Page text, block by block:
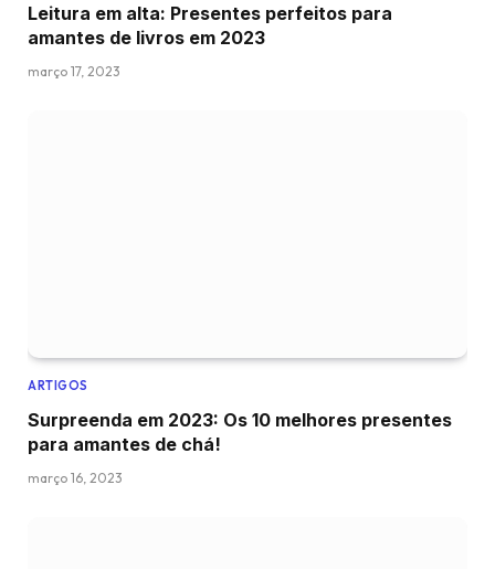
Leitura em alta: Presentes perfeitos para
amantes de livros em 2023
março 17, 2023
ARTIGOS
Surpreenda em 2023: Os 10 melhores presentes
para amantes de chá!
março 16, 2023